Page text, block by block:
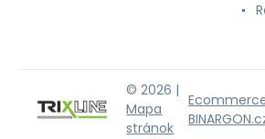
© 2026 |
Mapa
stránok